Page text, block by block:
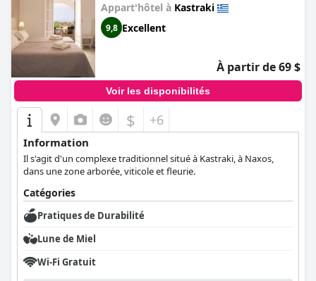
Appart'hôtel à Kastraki
9,8 Excellent
À partir de 69 $
Voir les disponibilités
$ +6
Information
Il s'agit d'un complexe traditionnel situé à Kastraki, à Naxos,
dans une zone arborée, viticole et fleurie.
Catégories
Pratiques de Durabilité
Lune de Miel
Wi-Fi Gratuit